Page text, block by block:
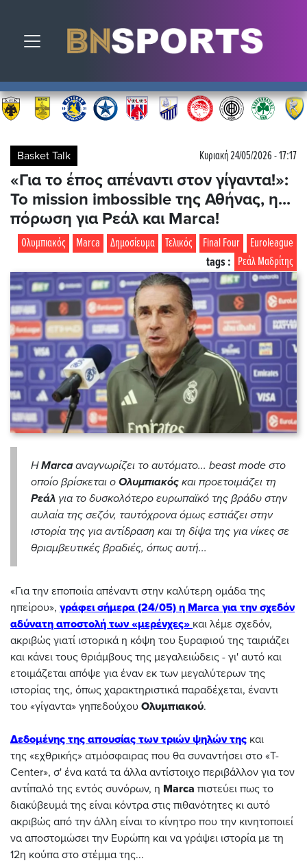
Toggle navigation
Basket Talk Κυριακή 24/05/2026 - 17:17
«Για το έπος απέναντι στον γίγαντα!»:
Το mission imbossible της Αθήνας, η...
πόρωση για Ρεάλ και Marca!
Euroleague
Final Four
Τελικός
Δημοσίευμα
Marca
Ολυμπιακός
Ρεάλ Μαδρίτης
tags :
ΗMarcaαναγνωρίζει το αυτόματο... beast mode στο
οποίο βρίσκεται ο Ολυμπιακός και προετοιμάζει τη
Ρεάλ για το δυσκολότερο ευρωπαϊκό της βράδυ στην
αυλαία της σεζόν, ταυτόχρονα όμως εστιάζει στην
ιστορία της για αντίδραση και τη δίψα της για νίκες σε
θριαμβευτικές βραδιές, όπως αυτή...
«Για την εποποιία απέναντι στην καλύτερη ομάδα της
ηπείρου», γράφει σήμερα (24/05) η Marca για την σχεδόν
αδύνατη αποστολή των «μερένχες» και λέμε σχεδόν,
ακριβώς γιατί ιστορικά η κόψη του ξυραφιού της ταιριάζει
και κάνει τους θριάμβους της μεγαλειώδεις - γι' αυτό και
ετοιμάζεται απόψε για έναν εκ των μεγαλύτερων της
ιστορίας της, όπως χαρακτηριστικά παραδέχεται, έναντι
του «γίγαντα» γηπεδούχου Ολυμπιακού.
Δεδομένης της απουσίας των τριών ψηλών της και
της «εχθρικής» ατμόσφαιρας που θα συναντήσει στο «T-
Center», σ' ένα κατά τα άλλα αντίστοιχο περιβάλλον για τον
αντίπαλό της εντός συνόρων, η Marca πιστεύει πως το
διακύβευμά της είναι κόντρα στις πιθανότητες κι αυτό
ακριβώς από την άλλη είναι το κίνητρο που την κινητοποιεί
να αποστομώσει την Ευρώπη και να γράψει ιστορία με τη
12η κούπα στο στέμμα της...